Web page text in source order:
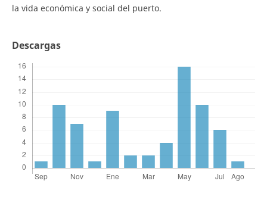
la vida económica y social del puerto.
Descargas